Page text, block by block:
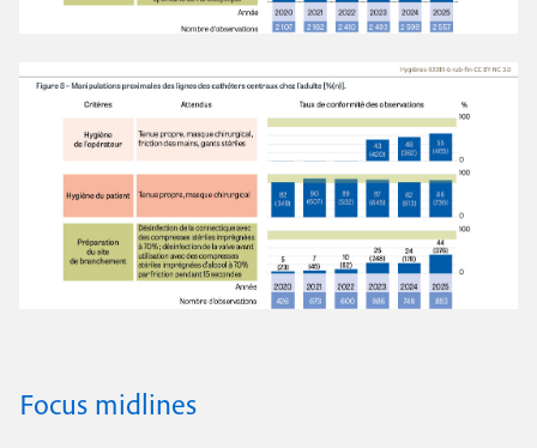
Focus midlines